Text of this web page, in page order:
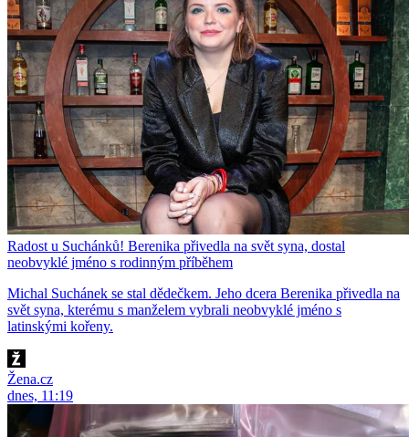
Radost u Suchánků! Berenika přivedla na svět syna, dostal
neobvyklé jméno s rodinným příběhem
Michal Suchánek se stal dědečkem. Jeho dcera Berenika přivedla na
svět syna, kterému s manželem vybrali neobvyklé jméno s
latinskými kořeny.
Žena.cz
dnes, 11:19